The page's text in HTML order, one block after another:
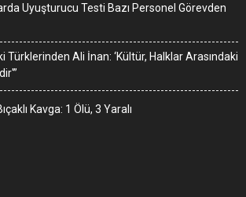
Uyuşturucu Testi Bazı Personel Görevden
Türklerinden Ali İnan: ‘Kültür, Halklar Arasındaki
Kavga: 1 Ölü, 3 Yaralı